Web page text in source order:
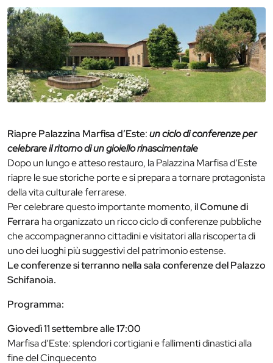
Riapre Palazzina Marfisa d’Este:un ciclo di conferenze per
celebrare il ritorno di un gioiello rinascimentale
Dopo un lungo e atteso restauro, la Palazzina Marfisa d’Este
riapre le sue storiche porte e si prepara a tornare protagonista
della vita culturale ferrarese.
Per celebrare questo importante momento,il Comune di
Ferrara ha organizzato un ricco ciclo di conferenze pubbliche
che accompagneranno cittadini e visitatori alla riscoperta di
uno dei luoghi più suggestivi del patrimonio estense.
Le conferenze si terranno nella sala conferenze del Palazzo
Schifanoia.
Programma:
Giovedì 11 settembre alle 17:00
Marfisa d’Este: splendori cortigiani e fallimenti dinastici alla
fine del Cinquecento